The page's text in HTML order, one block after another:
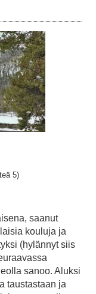
5)
saanut
kouluja ja
(hylännyt siis
sanoo. Aluksi
taustastaan ja